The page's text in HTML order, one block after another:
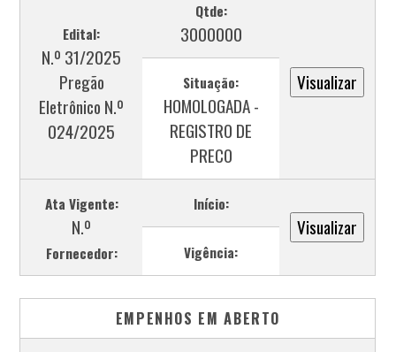
Edital:
N.º 31/2025
Pregão
Eletrônico N.º
024/2025
Qtde:
3000000
Situação:
HOMOLOGADA -
REGISTRO DE
PRECO
Ata Vigente:
N.º
Fornecedor:
Início:
Vigência:
EMPENHOS EM ABERTO